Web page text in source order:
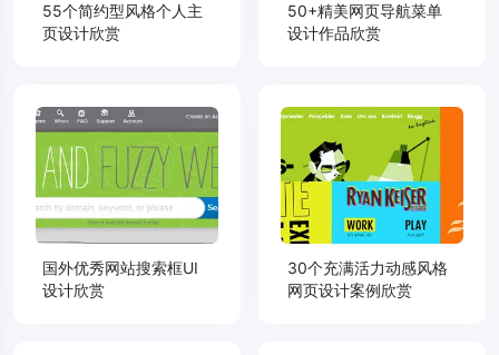
55个简约型风格个人主
页设计欣赏
50+精美网页导航菜单
设计作品欣赏
国外优秀网站搜索框UI
设计欣赏
30个充满活力动感风格
网页设计案例欣赏